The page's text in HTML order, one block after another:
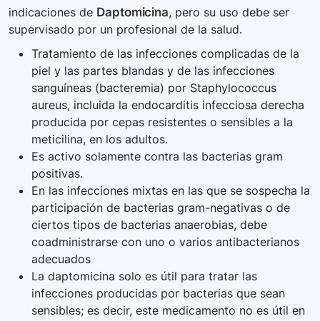
indicaciones de Daptomicina, pero su uso debe ser
supervisado por un profesional de la salud.
Tratamiento de las infecciones complicadas de la
piel y las partes blandas y de las infecciones
sanguíneas (bacteremia) por Staphylococcus
aureus, incluida la endocarditis infecciosa derecha
producida por cepas resistentes o sensibles a la
meticilina, en los adultos.
Es activo solamente contra las bacterias gram
positivas.
En las infecciones mixtas en las que se sospecha la
participación de bacterias gram-negativas o de
ciertos tipos de bacterias anaerobias, debe
coadministrarse con uno o varios antibacterianos
adecuados
La daptomicina solo es útil para tratar las
infecciones producidas por bacterias que sean
sensibles; es decir, este medicamento no es útil en